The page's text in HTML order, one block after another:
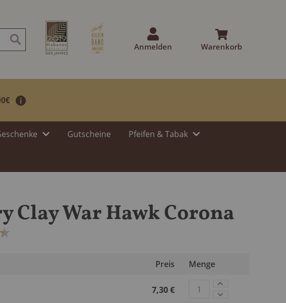
Warenkorb
Anmelden
.
Gutscheine Pfeifen & Tabak
Clay War Hawk Corona
Preis Menge
7,30 €